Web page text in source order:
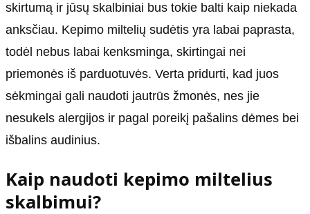
skirtumą ir jūsų skalbiniai bus tokie balti kaip niekada
anksčiau. Kepimo miltelių sudėtis yra labai paprasta,
todėl nebus labai kenksminga, skirtingai nei
priemonės iš parduotuvės. Verta pridurti, kad juos
sėkmingai gali naudoti jautrūs žmonės, nes jie
nesukels alergijos ir pagal poreikį pašalins dėmes bei
išbalins audinius.
Kaip naudoti kepimo miltelius
skalbimui?